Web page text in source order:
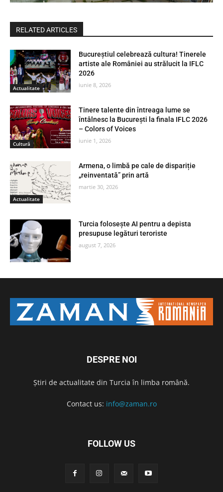
RELATED ARTICLES
Actualitate
Bucureștiul celebrează cultura! Tinerele
artiste ale României au strălucit la IFLC
2026
iunie 8, 2026
Cultură
Tinere talente din întreaga lume se
întâlnesc la București la finala IFLC 2026
– Colors of Voices
iunie 1, 2026
Actualitate
Armena, o limbă pe cale de dispariție
„reinventată” prin artă
martie 30, 2026
Turcia folosește AI pentru a depista
presupuse legături teroriste
august 7, 2026
DESPRE NOI
Știri de actualitate din Turcia în limba română.
Contact us: info@zaman.ro
FOLLOW US